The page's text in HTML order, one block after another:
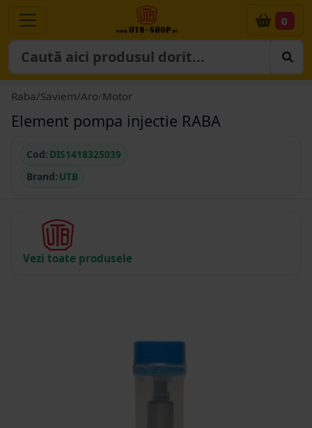
0
Raba/Saviem/Aro Motor
Element pompa injectie RABA
Cod: DIS1418325039
Brand: UTB
Vezi toate produsele